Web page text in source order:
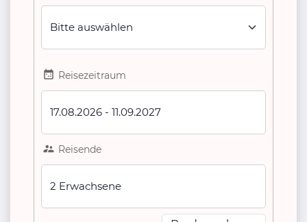
Bitte auswählen
Reisezeitraum
17.08.2026 - 11.09.2027
Reisende
2 Erwachsene